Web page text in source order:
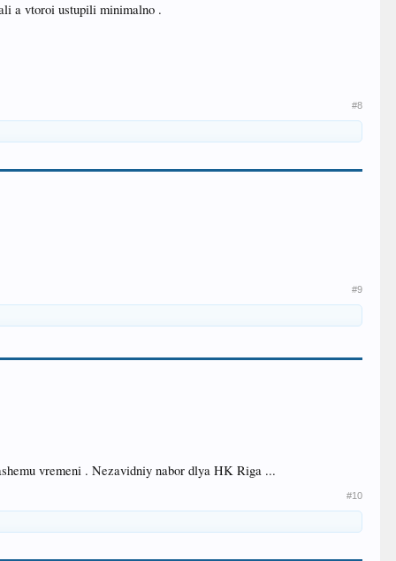
a vtoroi ustupili minimalno .
#8
#9
vremeni . Nezavidniy nabor dlya HK Riga ...
#10